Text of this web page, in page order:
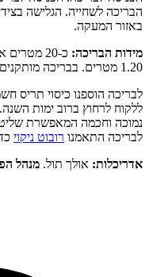
הבריכה לשחייה. הגלישה
באזור המעקה.
מידות הבריכה:
1.20 מטרים. בבריכה מותקנים 6 גופי תאורה ו-9 אינלטים.
ללקוח לרחוץ ברוב ימות
לבריכה התאמנו רובוט ניקוי
אדריכלות: אולך תול. מנהל